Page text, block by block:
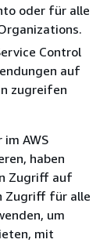
oder für alle
Control
auf
zugreifen
AWS
haben
Zugriff auf
Zugriff für alle
um
mit